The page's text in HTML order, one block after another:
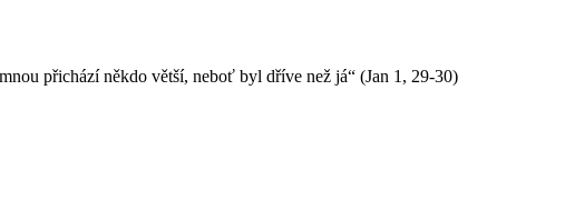
přichází někdo větší, neboť byl dříve než já“ (Jan 1, 29-30)